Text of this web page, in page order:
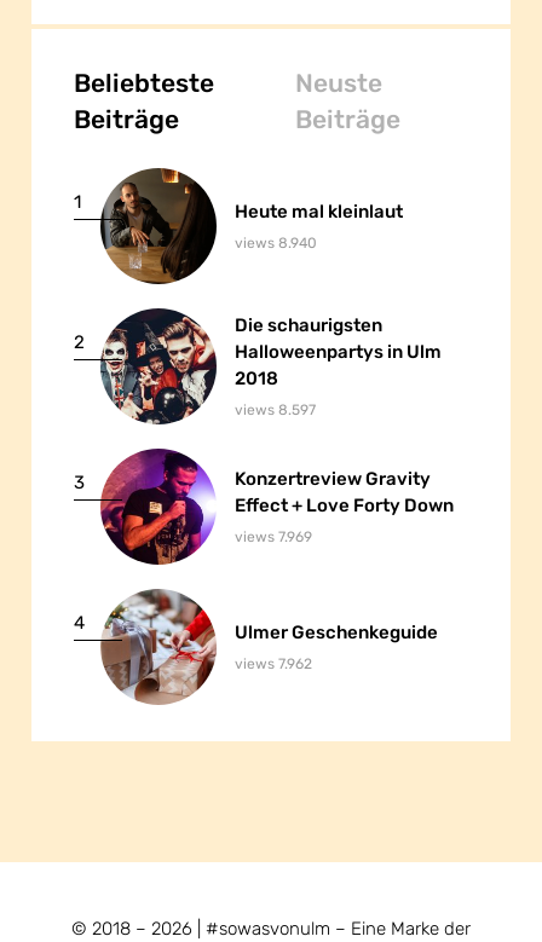
Beliebteste
Beiträge
Neuste
Beiträge
1 Heute mal kleinlaut
Heute mal kleinlaut
views 8.940
2
Die schaurigsten
Halloweenpartys in Ulm
2018
Die schaurigsten
Halloweenpartys in Ulm
2018
views 8.597
3
Konzertreview Gravity
Effect + Love Forty Down
Konzertreview Gravity
Effect + Love Forty Down
views 7.969
4 Ulmer Geschenkeguide
Ulmer Geschenkeguide
views 7.962
© 2018 – 2026 | #sowasvonulm – Eine Marke der